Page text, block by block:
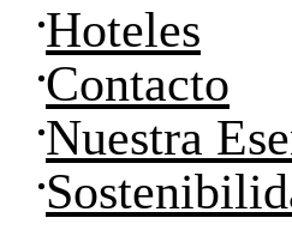
Hoteles
Contacto
Nuestra